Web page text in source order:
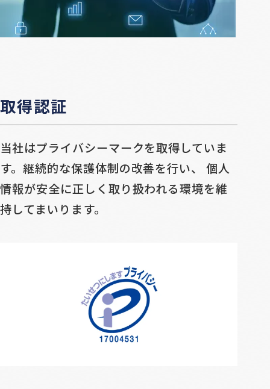
取得認証
当社はプライバシーマークを取得していま
す。 継続的な保護体制の改善を行い、 個人
情報が安全に正しく取り扱われる環境を維
持してまいります。